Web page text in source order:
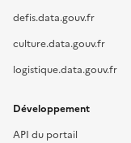
defis.data.gouv.fr
culture.data.gouv.fr
logistique.data.gouv.fr
Développement
API du portail